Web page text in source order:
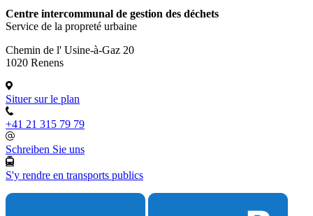
Centre intercommunal de gestion des déchets
Service de la propreté urbaine
Chemin de l' Usine-à-Gaz 20
1020 Renens
Situer sur le plan
+41 21 315 79 79
Schreiben Sie uns
S'y rendre en transports publics